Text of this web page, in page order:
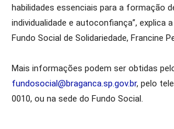
habilidades essenciais para a formação
individualidade e autoconfiança”, explica
Fundo Social de Solidariedade, Francine
Mais informações podem ser obtidas
fundosocial@braganca.sp.gov.br, pelo
0010, ou na sede do Fundo Social.